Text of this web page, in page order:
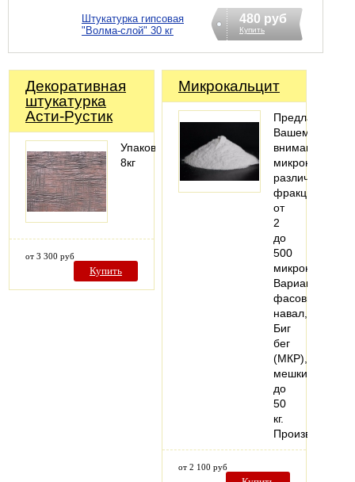
Штукатурка гипсовая
"Волма-слой" 30 кг
480 руб
Купить
Декоративная
штукатурка
Асти-Рустик
Упаковка:
8кг
от 3 300 руб
Купить
Микрокальцит
Предлагаем
Вашему
вниманию
микрокальцит
различных
фракций
от
2
до
500
микрон.
Варианты
фасовки:
навал,
Биг
бег
(МКР),
мешки
до
50
кг.
от 2 100 руб